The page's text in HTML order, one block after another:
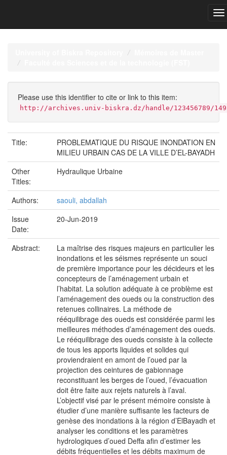
Please use this identifier to cite or link to this item:
http://archives.univ-biskra.dz/handle/123456789/
Title:
PROBLEMATIQUE DU RISQUE INONDATION EN
MILIEU URBAIN CAS DE LA VILLE D’EL-BAYADH
Other
Titles:
Hydraulique Urbaine
Authors:
saouli, abdallah
Issue
Date:
20-Jun-2019
Abstract:
La maîtrise des risques majeurs en particulier les
inondations et les séismes représente un souci
de première importance pour les décideurs et les
concepteurs de l’aménagement urbain et
l’habitat. La solution adéquate à ce problème est
l’aménagement des oueds ou la construction des
retenues collinaires. La méthode de
rééquilibrage des oueds est considérée parmi les
meilleures méthodes d’aménagement des oueds.
Le rééquilibrage des oueds consiste à la collecte
de tous les apports liquides et solides qui
proviendraient en amont de l’oued par la
projection des ceintures de gabionnage
reconstituant les berges de l’oued, l’évacuation
doit être faite aux rejets naturels à l’aval.
L’objectif visé par le présent mémoire consiste à
étudier d’une manière suffisante les facteurs de
genèse des inondations à la région d’ElBayadh et
analyser les conditions et les paramètres
hydrologiques d’oued Deffa afin d’estimer les
débits fréquentielles et les débits maximum de